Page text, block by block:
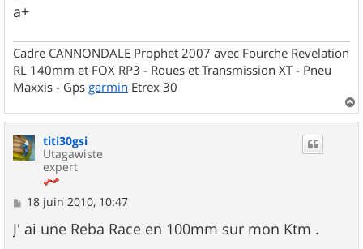
a+
Cadre CANNONDALE Prophet 2007 avec Fourche Revelation
RL 140mm et FOX RP3 - Roues et Transmission XT - Pneu
Maxxis - Gps garmin Etrex 30
a
titi30gsi
Utagawiste
expert
M
s
s
18 juin 2010, 10:47
J' ai une Reba Race en 100mm sur mon Ktm .